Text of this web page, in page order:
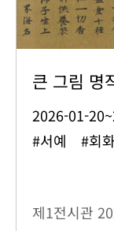
큰 그림 명
2026-01-
#서예 #회
제1전시관